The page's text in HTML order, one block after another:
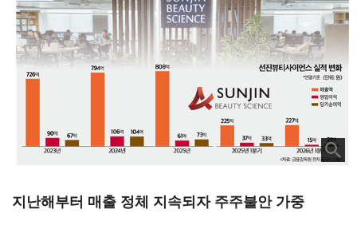
지난해부터 매출 정체 지속되자 주주불안 가중